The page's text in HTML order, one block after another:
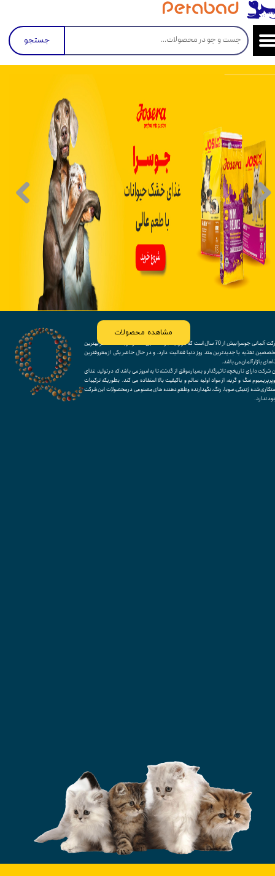
جستجو
شرکت آلمانی جوسرا بیش از 70 سال است که در زمینه مواد غذایی سگ و گربه، تحت نظر بهترین
تغذیه با جدیدترین متد روز دنیا فعالیت دارد. و در حال حاضر یکی از معروفترین
بازار آلمان می باشد.
شرکت دارای تاریخچه تاثیرگذار و بسیار موفق از گذشته تا به امروز می باشد که در تولید غذای
سگ و گربه، از مواد اولیه سالم و باکیفیت بالا استفاده می کند. بطوریکه ترکیبات
شده ژنتیکی، سویا، رنگ، نگهدارنده وطعم دهنده های مصنوعی در محصولات این شرکت
ندارد.
مشاهده محصولات